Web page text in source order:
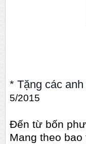
* Tặng các
5/2015
Đến từ bốn
Mang theo